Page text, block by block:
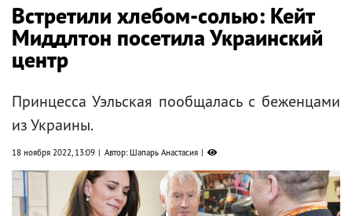
Встретили хлебом-солью: Кейт
Миддлтон посетила Украинский
центр
Принцесса Уэльская пообщалась с беженцами
из Украины.
18 ноября 2022, 13:09 Автор: Шапарь Анастасия